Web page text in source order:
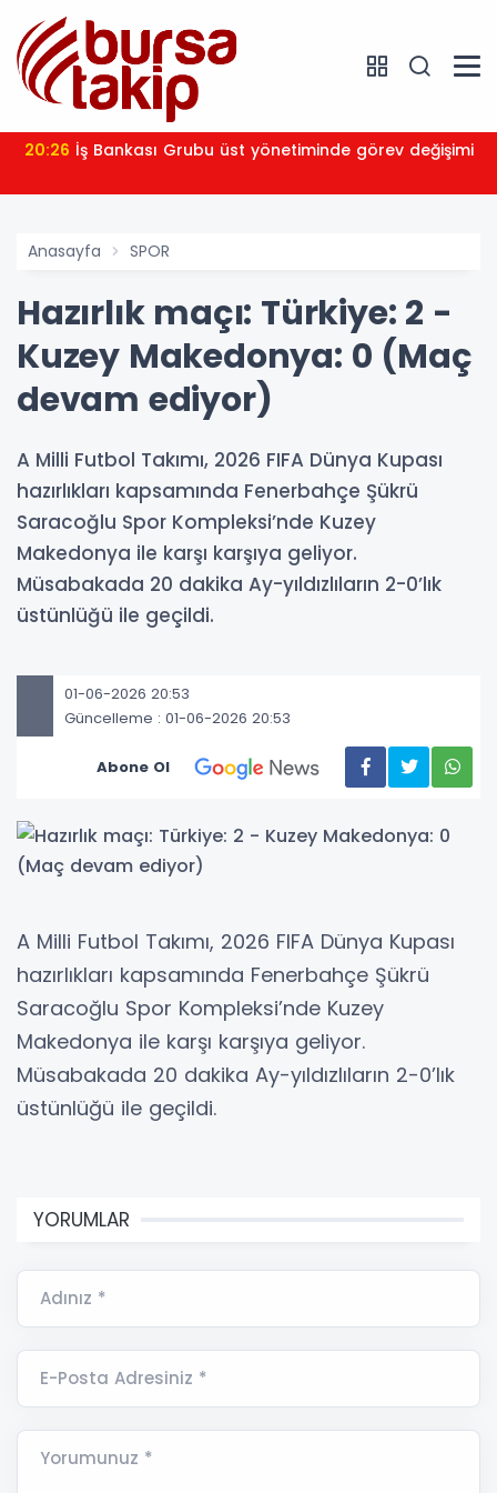
20:26 İş Bankası Grubu üst yönetiminde görev değişimi
Anasayfa SPOR
Hazırlık maçı: Türkiye: 2 -
Kuzey Makedonya: 0 (Maç
devam ediyor)
A Milli Futbol Takımı, 2026 FIFA Dünya Kupası
hazırlıkları kapsamında Fenerbahçe Şükrü
Saracoğlu Spor Kompleksi’nde Kuzey
Makedonya ile karşı karşıya geliyor.
Müsabakada 20 dakika Ay-yıldızlıların 2-0’lık
üstünlüğü ile geçildi.
01-06-2026 20:53
Güncelleme : 01-06-2026 20:53
Abone Ol
A Milli Futbol Takımı, 2026 FIFA Dünya Kupası
hazırlıkları kapsamında Fenerbahçe Şükrü
Saracoğlu Spor Kompleksi’nde Kuzey
Makedonya ile karşı karşıya geliyor.
Müsabakada 20 dakika Ay-yıldızlıların 2-0’lık
üstünlüğü ile geçildi.
YORUMLAR
Adınız *
E-Posta Adresiniz *
Yorumunuz *